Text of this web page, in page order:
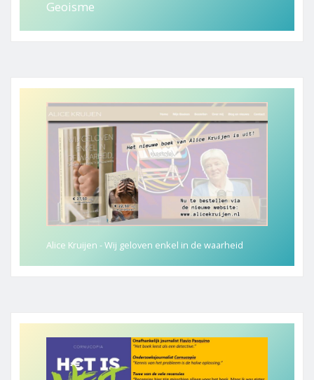
Geoisme
Alice Kruijen - Wij geloven enkel in de waarheid